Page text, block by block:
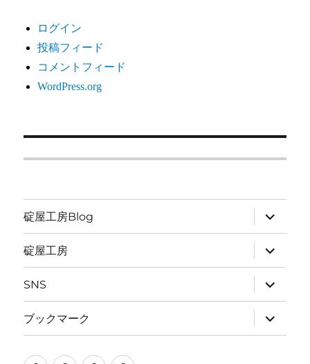
ログイン
投稿フィード
コメントフィード
WordPress.org
碇屋工房Blog
ブ
メ
ニ
ュ
ー
を
展
開
碇屋工房
ブ
メ
ニ
ュ
ー
を
展
開
SNS
ブ
メ
ニ
ュ
ー
ブックマーク
ブ
メ